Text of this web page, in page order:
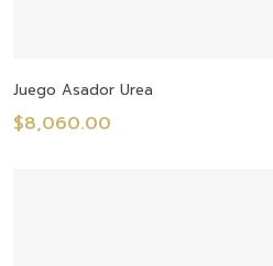
Juego Asador Urea
$8,060.00